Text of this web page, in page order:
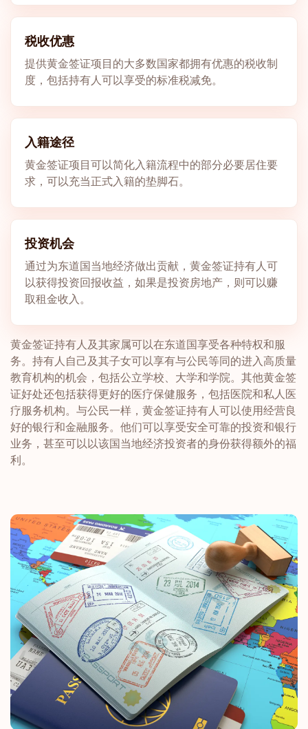
税收优惠
提供黄金签证项目的大多数国家都拥有优惠的税收制
度，包括持有人可以享受的标准税减免。
入籍途径
黄金签证项目可以简化入籍流程中的部分必要居住要
求，可以充当正式入籍的垫脚石。
投资机会
通过为东道国当地经济做出贡献，黄金签证持有人可
以获得投资回报收益，如果是投资房地产，则可以赚
取租金收入。
黄金签证持有人及其家属可以在东道国享受各种特权和服
务。持有人自己及其子女可以享有与公民等同的进入高质量
教育机构的机会，包括公立学校、大学和学院。其他黄金签
证好处还包括获得更好的医疗保健服务，包括医院和私人医
疗服务机构。与公民一样，黄金签证持有人可以使用经营良
好的银行和金融服务。他们可以享受安全可靠的投资和银行
业务，甚至可以以该国当地经济投资者的身份获得额外的福
利。